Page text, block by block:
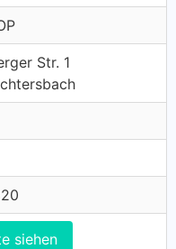
Str. 1
siehen